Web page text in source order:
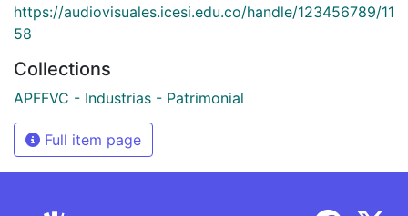
https://audiovisuales.icesi.edu.co/handle/123456789/11
58
Collections
APFFVC - Industrias - Patrimonial
Full item page